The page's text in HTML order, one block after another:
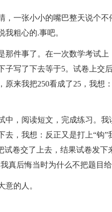
，一张小小的嘴巴整天说个
我粗心的.事吧。
那件事了。在一次数学考试上
子写了下去等于5。试卷上交
原来我把250看成了25，我想
中，阅读短文，完成练习。
去，我想：反正又是打上“钩
试卷交了上去，结果试卷发
真后悔当时为什么不把题目
意的人。